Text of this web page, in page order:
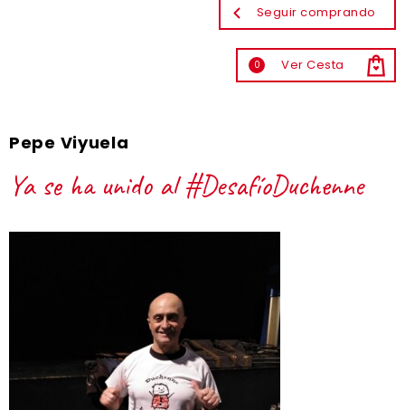
Seguir comprando
0 Ver Cesta
Pepe Viyuela
Ya se ha unido al #DesafíoDuchenne